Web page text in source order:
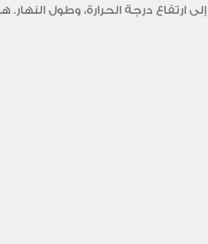
إلى ارتفاع درجة الحرارة، وطول